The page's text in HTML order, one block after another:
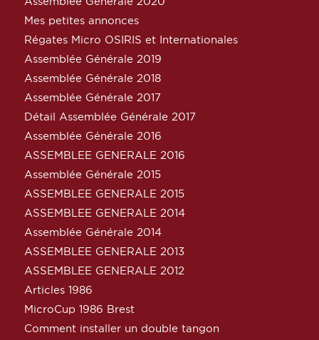
Mes petites annonces
Régates Micro OSIRIS et Internationales
Assemblée Générale 2019
Assemblée Générale 2018
Assemblée Générale 2017
Détail Assemblée Générale 2017
Assemblée Générale 2016
ASSEMBLEE GENERALE 2016
Assemblée Générale 2015
ASSEMBLEE GENERALE 2015
ASSEMBLEE GENERALE 2014
Assemblée Générale 2014
ASSEMBLEE GENERALE 2013
ASSEMBLEE GENERALE 2012
Articles 1986
MicroCup 1986 Brest
Comment installer un double tangon